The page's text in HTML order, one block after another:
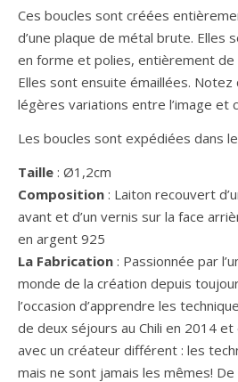
Ces boucles sont créées
d’une plaque de métal brute. Elles
en forme et polies, entièrement de
Elles sont ensuite émaillées. Notez
légères variations entre l’image et
Les boucles sont expédiées dans
Taille : Ø1,2cm
Composition : Laiton recouvert
avant et d’un vernis sur la face
en argent 925
La Fabrication : Passionnée par
monde de la création depuis
l’occasion d’apprendre les
de deux séjours au Chili en 2014
avec un créateur différent : les
mais ne sont jamais les mêmes!